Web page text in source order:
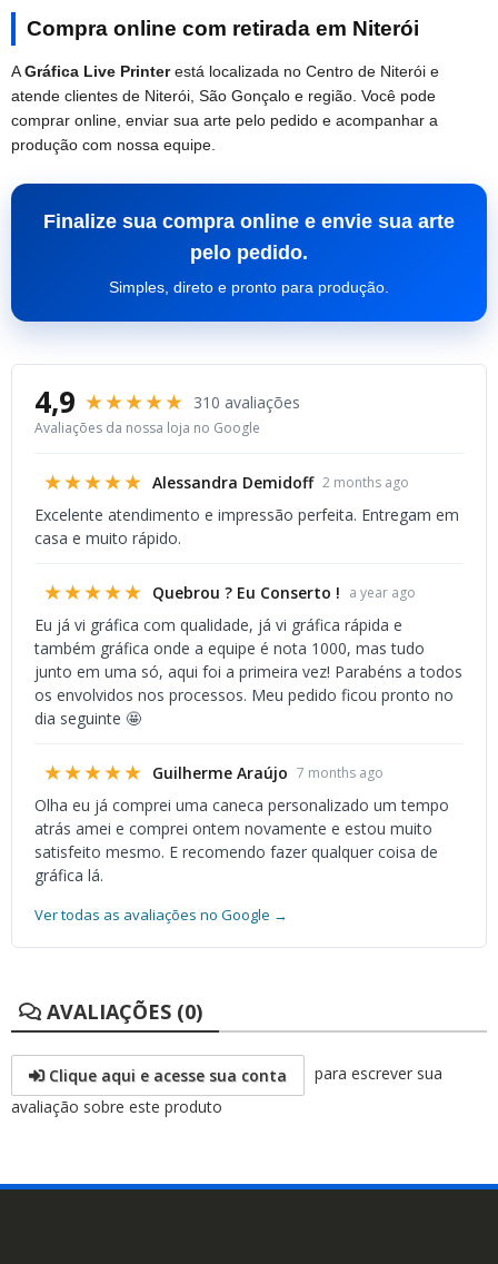
Compra online com retirada em Niterói
AGráfica Live Printerestá localizada no Centro de Niterói e
atende clientes de Niterói, São Gonçalo e região. Você pode
comprar online, enviar sua arte pelo pedido e acompanhar a
produção com nossa equipe.
Finalize sua compra online e envie sua arte
pelo pedido.
Simples, direto e pronto para produção.
4,9 ★★★★★ 310 avaliações
Avaliações da nossa loja no Google
★★★★★ Alessandra Demidoff 2 months ago
Excelente atendimento e impressão perfeita. Entregam em
casa e muito rápido.
★★★★★ Quebrou ? Eu Conserto ! a year ago
Eu já vi gráfica com qualidade, já vi gráfica rápida e
também gráfica onde a equipe é nota 1000, mas tudo
junto em uma só, aqui foi a primeira vez! Parabéns a todos
os envolvidos nos processos. Meu pedido ficou pronto no
dia seguinte 🤩
★★★★★ Guilherme Araújo 7 months ago
Olha eu já comprei uma caneca personalizado um tempo
atrás amei e comprei ontem novamente e estou muito
satisfeito mesmo. E recomendo fazer qualquer coisa de
gráfica lá.
Ver todas as avaliações no Google →
AVALIAÇÕES (0)
Clique aqui e acesse sua conta
para escrever sua
avaliação sobre este produto